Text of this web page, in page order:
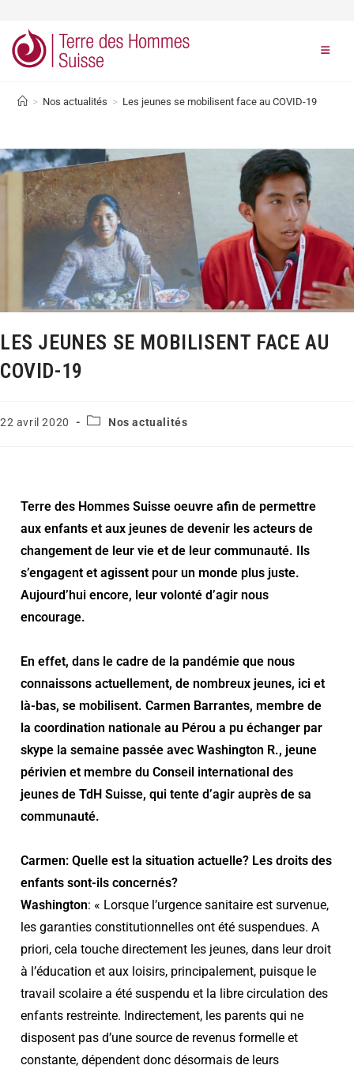
> Nos actualités > Les jeunes se mobilisent face au COVID-19
LES JEUNES SE MOBILISENT FACE AU
COVID-19
22 avril 2020 Nos actualités
Terre des Hommes Suisse oeuvre afin de permettre
aux enfants et aux jeunes de devenir les acteurs de
changement de leur vie et de leur communauté. Ils
s’engagent et agissent pour un monde plus juste.
Aujourd’hui encore, leur volonté d’agir nous
encourage.
En effet, dans le cadre de la pandémie que nous
connaissons actuellement, de nombreux jeunes, ici et
là-bas, se mobilisent. Carmen Barrantes, membre de
la coordination nationale au Pérou a pu échanger par
skype la semaine passée avec Washington R., jeune
périvien et membre du Conseil international des
jeunes de TdH Suisse, qui tente d’agir auprès de sa
communauté.
Carmen: Quelle est la situation actuelle? Les droits des
enfants sont-ils concernés?
Washington: « Lorsque l’urgence sanitaire est survenue,
les garanties constitutionnelles ont été suspendues. A
priori, cela touche directement les jeunes, dans leur droit
à l’éducation et aux loisirs, principalement, puisque le
travail scolaire a été suspendu et la libre circulation des
enfants restreinte. Indirectement, les parents qui ne
disposent pas d’une source de revenus formelle et
constante, dépendent donc désormais de leurs